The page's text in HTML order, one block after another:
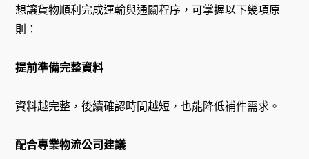
想讓貨物順利完成運輸與通關程序，可掌握以下幾項原
則：
提前準備完整資料
資料越完整，後續確認時間越短，也能降低補件需求。
配合專業物流公司建議